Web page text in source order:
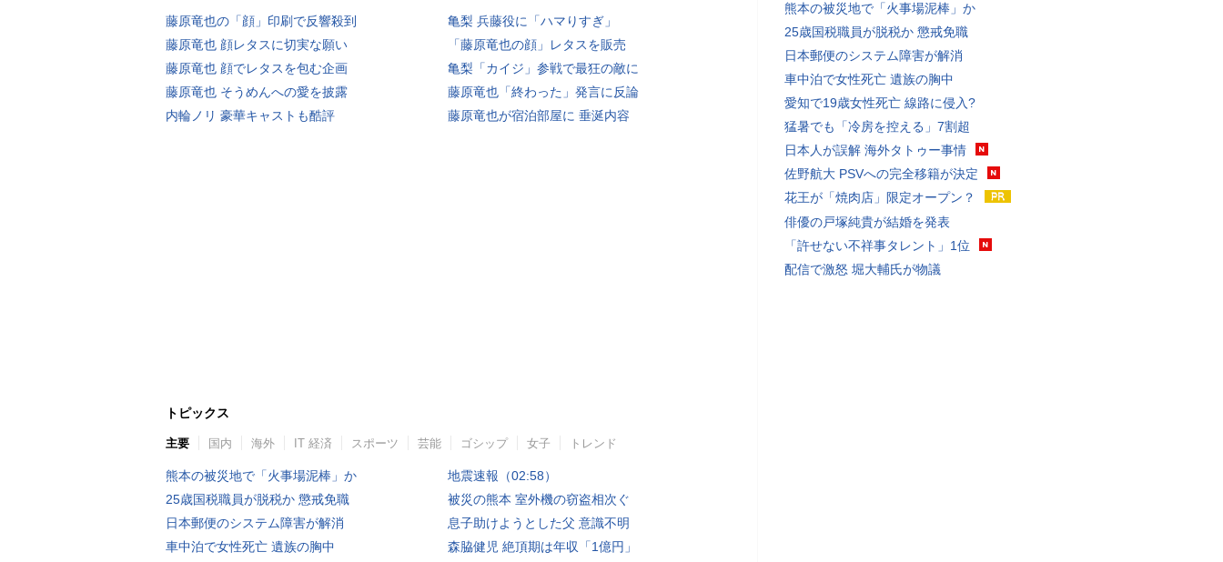
藤原竜也の「顔」印刷で反響殺到
亀梨 兵藤役に「ハマりすぎ」
藤原竜也 顔レタスに切実な願い
「藤原竜也の顔」レタスを販売
藤原竜也 顔でレタスを包む企画
亀梨「カイジ」参戦で最狂の敵に
藤原竜也 そうめんへの愛を披露
藤原竜也「終わった」発言に反論
内輪ノリ 豪華キャストも酷評
藤原竜也が宿泊部屋に 垂涎内容
トピックス
主要 国内 海外 IT 経済 スポーツ 芸能 ゴシップ 女子 トレンド
熊本の被災地で「火事場泥棒」か
25歳国税職員が脱税か 懲戒免職
日本郵便のシステム障害が解消
車中泊で女性死亡 遺族の胸中
地震速報（02:58）
被災の熊本 室外機の窃盗相次ぐ
息子助けようとした父 意識不明
森脇健児 絶頂期は年収「1億円」
熊本の被災地で「火事場泥棒」か
25歳国税職員が脱税か 懲戒免職
日本郵便のシステム障害が解消
車中泊で女性死亡 遺族の胸中
愛知で19歳女性死亡 線路に侵入?
猛暑でも「冷房を控える」7割超
日本人が誤解 海外タトゥー事情
佐野航大 PSVへの完全移籍が決定
花王が「焼肉店」限定オープン？
俳優の戸塚純貴が結婚を発表
「許せない不祥事タレント」1位
配信で激怒 堀大輔氏が物議